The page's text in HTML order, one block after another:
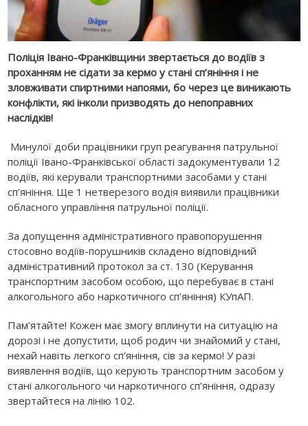
Поліція Івано-Франківщини звертається до водіїв з
проханням не сідати за кермо у стані сп’яніння і не
зловживати спиртними напоями, бо через це виникають
конфлікти, які інколи призводять до непоправних
наслідків!
Минулої доби працівники груп реагування патрульної
поліції Івано-Франківської області задокументували 12
водіїв, які керували транспортними засобами у стані
сп’яніння. Ще 1 нетверезого водія виявили працівники
обласного управління патрульної поліції.
За допущення адміністративного правопорушення
стосовно водіїв-порушників складено відповідний
адміністративний протокол за ст. 130 (Керування
транспортним засобом особою, що перебуває в стані
алкогольного або наркотичного сп’яніння) КУпАП.
Пам’ятайте! Кожен має змогу вплинути на ситуацію на
дорозі і не допустити, щоб родич чи знайомий у стані,
нехай навіть легкого сп’яніння, сів за кермо! У разі
виявлення водіїв, що керують транспортним засобом у
стані алкогольного чи наркотичного сп’яніння, одразу
звертайтеся на лінію 102.